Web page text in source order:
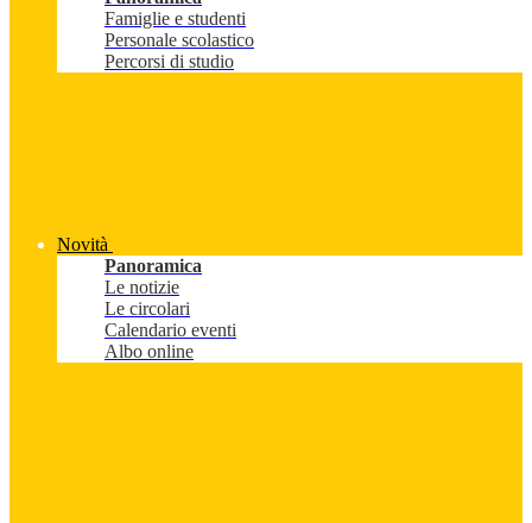
Famiglie e studenti
Personale scolastico
Percorsi di studio
Novità
Panoramica
Le notizie
Le circolari
Calendario eventi
Albo online